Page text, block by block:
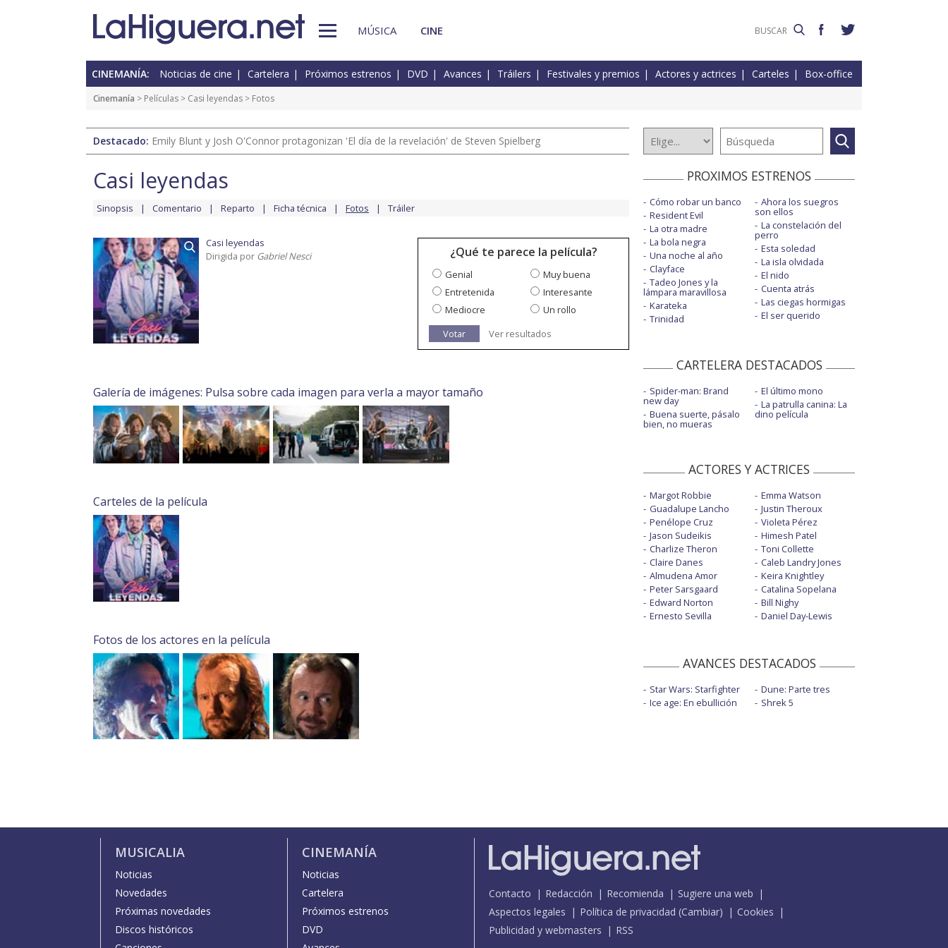
MÚSICA CINE
CINEMANÍA: Noticias de cine Cartelera Próximos estrenos DVD Avances Tráilers Festivales y premios Actores y actrices Carteles Box-office
Cinemanía > Películas > Casi leyendas > Fotos
Destacado: Emily Blunt y Josh O'Connor protagonizan 'El día de la revelación' de Steven Spielberg
Casi leyendas
Sinopsis Comentario Reparto Ficha técnica Fotos Tráiler
Casi leyendas
Dirigida por Gabriel Nesci ¿Qué te parece la película?
Genial
Muy buena
Entretenida
Interesante
Mediocre
Un rollo
Votar
Ver resultados
Galería de imágenes: Pulsa sobre cada imagen para verla a mayor tamaño
Carteles de la película
Fotos de los actores en la película
PROXIMOS ESTRENOS
Cómo robar un banco
Resident Evil
La otra madre
La bola negra
Una noche al año
Clayface
Tadeo Jones y la
lámpara maravillosa
Karateka
Trinidad
Ahora los suegros
son ellos
La constelación del
perro
Esta soledad
La isla olvidada
El nido
Cuenta atrás
Las ciegas hormigas
El ser querido
CARTELERA DESTACADOS
Spider-man: Brand
new day
Buena suerte, pásalo
bien, no mueras
El último mono
La patrulla canina: La
dino película
ACTORES Y ACTRICES
Margot Robbie
Guadalupe Lancho
Penélope Cruz
Jason Sudeikis
Charlize Theron
Claire Danes
Almudena Amor
Peter Sarsgaard
Edward Norton
Ernesto Sevilla
Emma Watson
Justin Theroux
Violeta Pérez
Himesh Patel
Toni Collette
Caleb Landry Jones
Keira Knightley
Catalina Sopelana
Bill Nighy
Daniel Day-Lewis
AVANCES DESTACADOS
Star Wars: Starfighter
Ice age: En ebullición
Dune: Parte tres
Shrek 5
MUSICALIA
Noticias
Novedades
Próximas novedades
Discos históricos
CINEMANÍA
Noticias
Cartelera
Próximos estrenos
DVD
Contacto Redacción Recomienda
Sugiere una web
Aspectos legales
Política de privacidad (Cambiar)
Cookies
Publicidad y webmasters
RSS